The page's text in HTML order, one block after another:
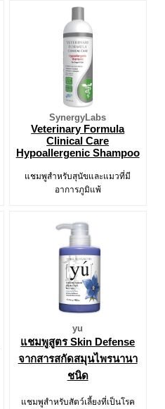
SynergyLabs
Veterinary Formula
Clinical Care
Hypoallergenic Shampoo
แชมพูสำหรับสุนัขและแมวที่มี
อาการภูมิแพ้
yu
แชมพูสูตร Skin Defense
จากสารสกัดสมุนไพรนานา
ชนิด
แชมพูสำหรับสัตว์เลี้ยงที่เป็นโรค